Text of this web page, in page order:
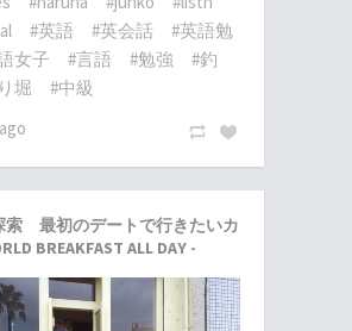
#英語 #英会話
#英語勉
女子 #言語 #勉強
#釣
堀
#中級
索 最初のデートで行きたいカ
BREAKFAST ALL DAY -